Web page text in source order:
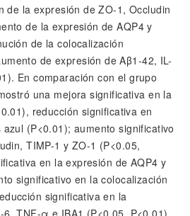
de la expresión de ZO-1, Occludin
de la expresión de AQP4 y
de la colocalización
de expresión de Aβ1-42, IL-
En comparación con el grupo
una mejora significativa en la
reducción significativa en
(P<0.01); aumento significativo
TIMP-1 y ZO-1 (P<0.05,
en la expresión de AQP4 y
significativo en la colocalización
significativa en la
TNF-α e IBA1 (P<0.05, P<0.01).